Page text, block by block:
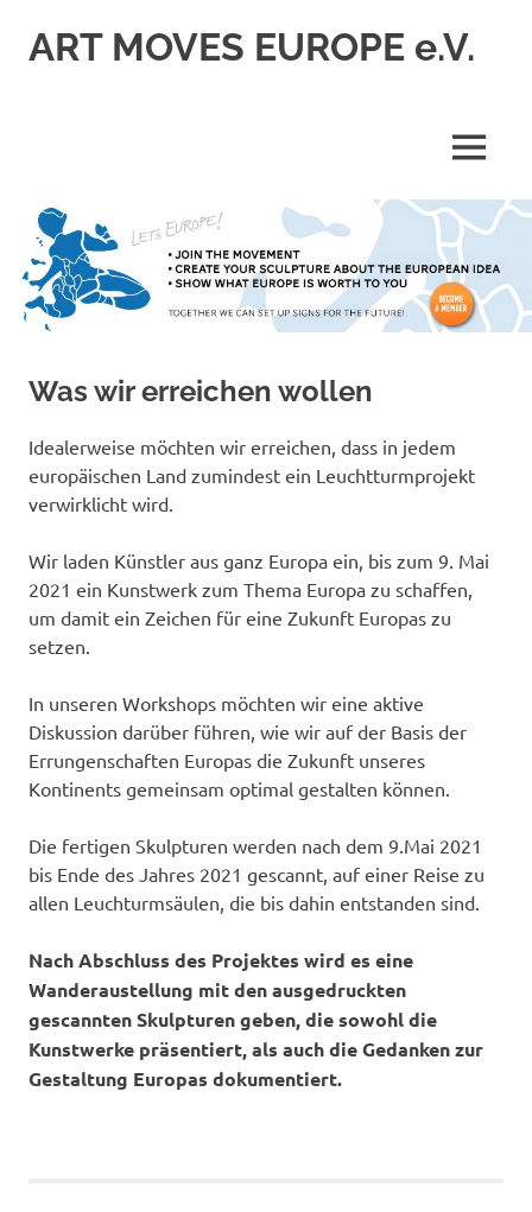
InhaltART MOVES EUROPE e.V.
MENÜ
Was wir erreichen wollen
Idealerweise möchten wir erreichen, dass in jedem
europäischen Land zumindest ein Leuchtturmprojekt
verwirklicht wird.
Wir laden Künstler aus ganz Europa ein, bis zum 9. Mai
2021 ein Kunstwerk zum Thema Europa zu schaffen,
um damit ein Zeichen für eine Zukunft Europas zu
setzen.
In unseren Workshops möchten wir eine aktive
Diskussion darüber führen, wie wir auf der Basis der
Errungenschaften Europas die Zukunft unseres
Kontinents gemeinsam optimal gestalten können.
Die fertigen Skulpturen werden nach dem 9.Mai 2021
bis Ende des Jahres 2021 gescannt, auf einer Reise zu
allen Leuchturmsäulen, die bis dahin entstanden sind.
Nach Abschluss des Projektes wird es eine
Wanderaustellung mit den ausgedruckten
gescannten Skulpturen geben, die sowohl die
Kunstwerke präsentiert, als auch die Gedanken zur
Gestaltung Europas dokumentiert.